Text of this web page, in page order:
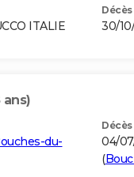
ITALIE
Décès
30/
ans)
du-
Décès
04/
(